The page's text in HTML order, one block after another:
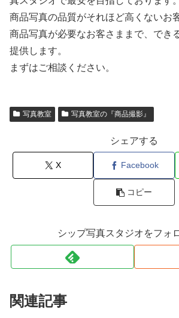
商品写真の品質がそれほど高くないお
商品写真が必要なお客さままで、でき
提供します。
まずはご相談ください。
写真教室 写真教室の『商品撮影』
シェアする
X Facebook
コピー
シップ写真スタジオをフォ
関連記事